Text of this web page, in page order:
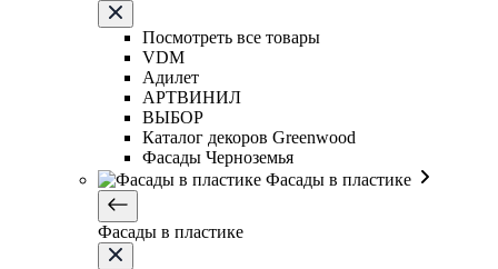
Посмотреть все товары
VDM
Адилет
АРТВИНИЛ
ВЫБОР
Каталог декоров Greenwood
Фасады Черноземья
Фасады в пластике
Фасады в пластике